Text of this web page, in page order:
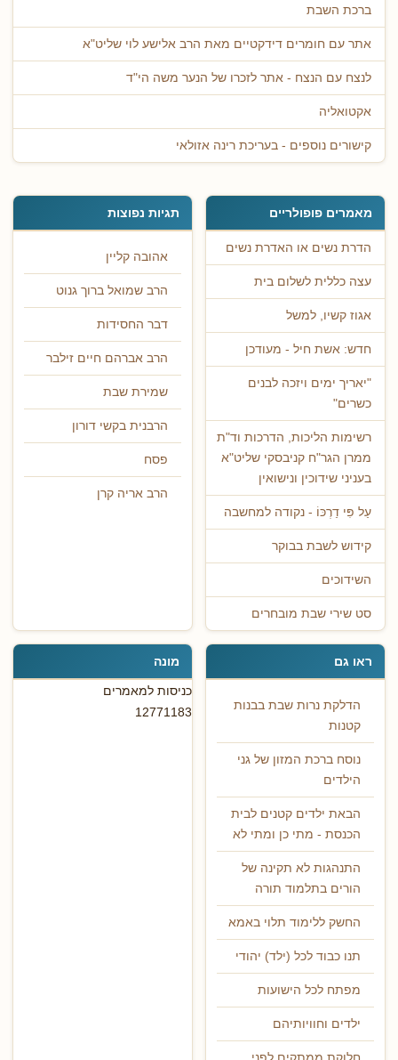
ברכת השבת
אתר עם חומרים דידקטיים מאת הרב אלישע לוי שליט"א
לנצח עם הנצח - אתר לזכרו של הנער משה הי"ד
אקטואליה
קישורים נוספים - בעריכת רינה אזולאי
מאמרים פופולריים
הדרת נשים או האדרת נשים
עצה כללית לשלום בית
אגוז קשיו, למשל
חדש: אשת חיל - מעודכן
"יאריך ימים ויזכה לבנים
כשרים"
רשימות הליכות, הדרכות וד"ת
ממרן הגר"ח קניבסקי שליט"א
בעניני שידוכין ונישואין
עַל פִּי דַרְכּוֹ - נקודה למחשבה
קידוש לשבת בבוקר
השידוכים
סט שירי שבת מובחרים
תגיות נפוצות
אהובה קליין
הרב שמואל ברוך גנוט
דבר החסידות
הרב אברהם חיים זילבר
שמירת שבת
הרבנית בקשי דורון
פסח
הרב אריה קרן
ראו גם
הדלקת נרות שבת בבנות
קטנות
נוסח ברכת המזון של גני
הילדים
הבאת ילדים קטנים לבית
הכנסת - מתי כן ומתי לא
התנהגות לא תקינה של
הורים בתלמוד תורה
החשק ללימוד תלוי באמא
תנו כבוד לכל (ילד) יהודי
מפתח לכל הישועות
ילדים וחוויותיהם
מונה
כניסות למאמרים
12771183